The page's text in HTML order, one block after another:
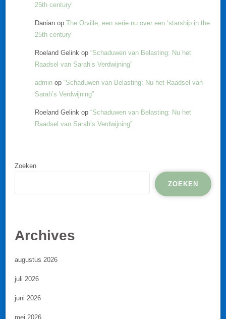
25th century’
Danian op The Orville; een serie nu over een ‘starship in the
25th century’
Roeland Gelink op “Schaduwen van Belasting: Nu het
Raadsel van Sarah’s Verdwijning”
admin op “Schaduwen van Belasting: Nu het Raadsel van
Sarah’s Verdwijning”
Roeland Gelink op “Schaduwen van Belasting: Nu het
Raadsel van Sarah’s Verdwijning”
Zoeken
ZOEKEN
Archives
augustus 2026
juli 2026
juni 2026
mei 2026